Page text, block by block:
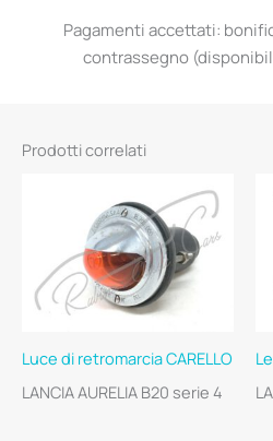
Pagamenti accettati:
contrassegno
Prodotti correlati
Luce di retromarcia CARELLO
LANCIA AURELIA B20 serie 4